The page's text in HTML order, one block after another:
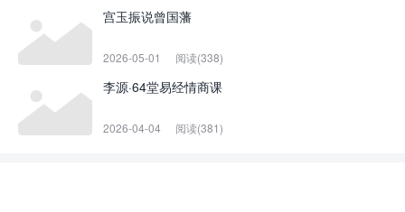
宫玉振说曾国藩
2026-05-01 阅读(338)
李源·64堂易经情商课
2026-04-04 阅读(381)